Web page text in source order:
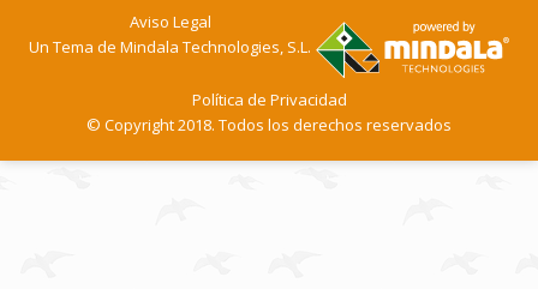
Aviso Legal
Un Tema de Mindala Technologies, S.L.
Política de Privacidad
© Copyright 2018. Todos los derechos reservados